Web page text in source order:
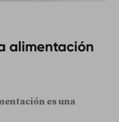
alimentación
es una